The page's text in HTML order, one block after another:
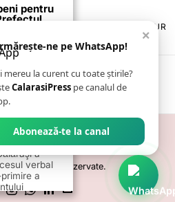
POLITICA DE ANULARE & RETUR
CONTACT
CĂLĂRĂȘEAN
sunt rezervate.
×
ne pe WhatsApp!
mereu la curent cu toate știrile?
CalarasiPress pe canalul de
Abonează-te la canal
pentru
anunță
cu ADR
pentru
pregătește
cu
va fi
cartierul
a
verbal
a